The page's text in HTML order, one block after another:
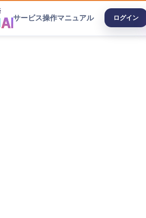
サービス操作マニュアル ログイン